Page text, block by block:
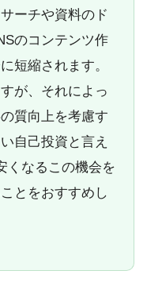
ーチや資料のド
のコンテンツ作
短縮されます。
が、それによっ
質向上を考慮す
自己投資と言え
くなるこの機会を
とをおすすめし